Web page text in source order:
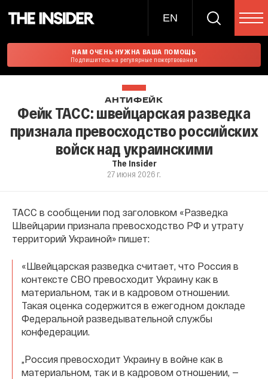
EN
НАМ ОЧЕНЬ НУЖНА ВАША ПОМОЩЬ
Подпишитесь на регулярные пожертвования
АНТИФЕЙК
Фейк ТАСС: швейцарская разведка
признала превосходство российских
войск над украинскими
The Insider
27 июня 2026 г.
ТАСС в сообщении под заголовком «Разведка
Швейцарии признала превосходство РФ и утрату
территорий Украиной» пишет:
«Швейцарская разведка считает, что Россия в
контексте СВО превосходит Украину как в
материальном, так и в кадровом отношении.
Такая оценка содержится в ежегодном докладе
Федеральной разведывательной службы
конфедерации.
„Россия превосходит Украину в войне как в
материальном, так и в кадровом отношении, —